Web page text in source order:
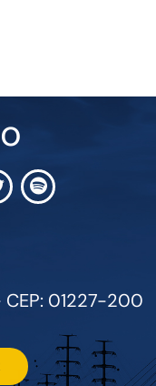
CEP: 01227-200